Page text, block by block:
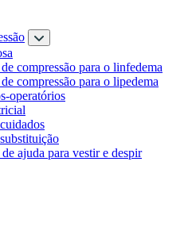
compressão para o linfedema
compressão para o lipedema
operatórios
ajuda para vestir e despir